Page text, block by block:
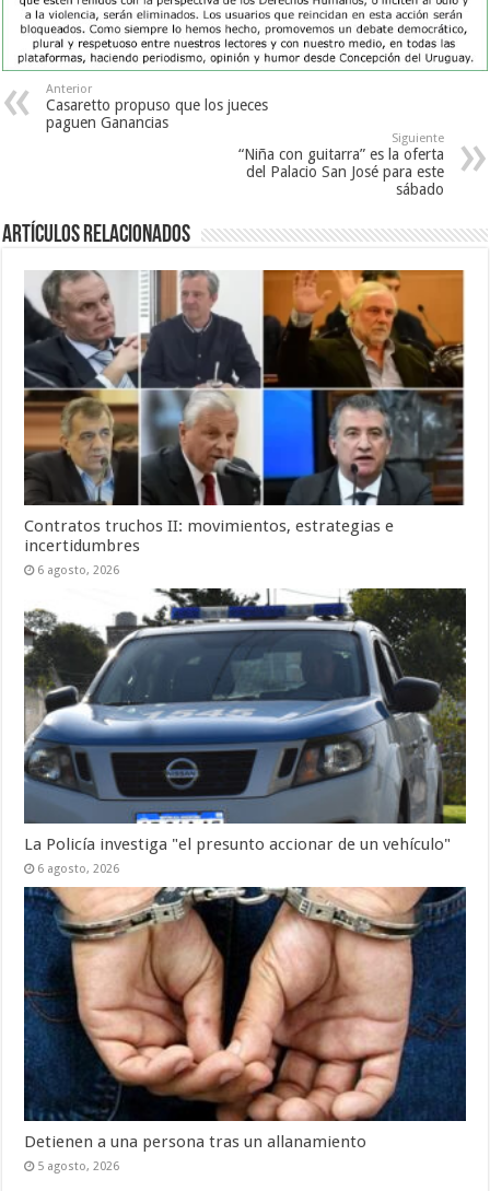
Anterior
Casaretto propuso que los jueces
paguen Ganancias
Siguiente
“Niña con guitarra” es la oferta
del Palacio San José para este
sábado
Artículos Relacionados
Contratos truchos II: movimientos, estrategias e
incertidumbres
6 agosto, 2026
La Policía investiga "el presunto accionar de un vehículo"
6 agosto, 2026
Detienen a una persona tras un allanamiento
5 agosto, 2026